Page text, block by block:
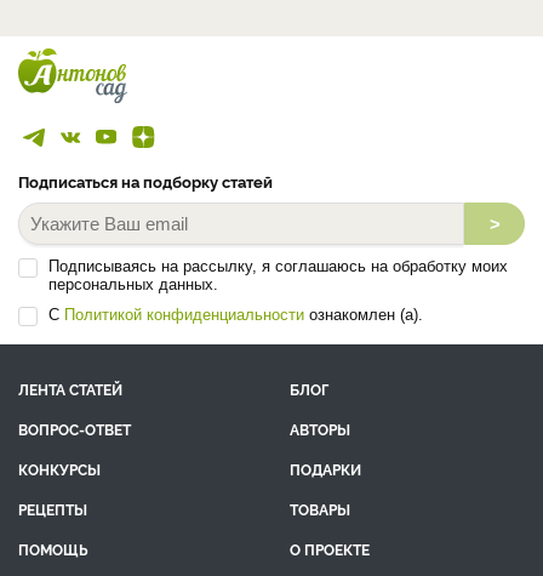
Подписаться на подборку статей
>
Подписываясь на рассылку, я соглашаюсь на обработку моих
персональных данных.
С Политикой конфиденциальности ознакомлен (а).
ЛЕНТА СТАТЕЙ
БЛОГ
ВОПРОС-ОТВЕТ
АВТОРЫ
КОНКУРСЫ
ПОДАРКИ
РЕЦЕПТЫ
ТОВАРЫ
ПОМОЩЬ
О ПРОЕКТЕ